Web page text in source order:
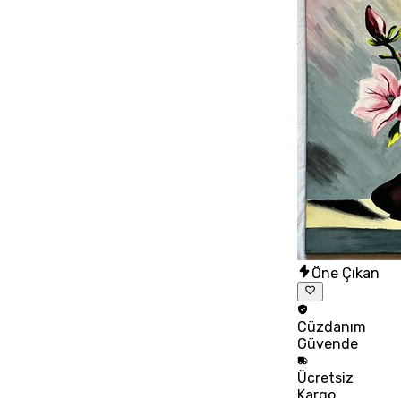
Öne Çıkan
Cüzdanım
Güvende
Ücretsiz